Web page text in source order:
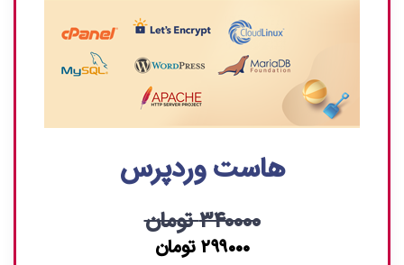
هاست وردپرس
۳۴۰۰۰۰ تومان
۲۹۹۰۰۰ تومان